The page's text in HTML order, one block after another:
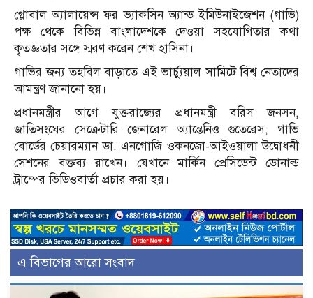
গ্লোবাল অ্যালায়েন্স ফর ভ্যাকসিন অ্যান্ড ইমিউনাইজেশন (গাভি)
পক্ষ থেকে বিভিন্ন বাংলাদেশকে দেওয়া সহযোগিতার কথা
কৃতজ্ঞতার সঙ্গে স্মরণ করেন শেখ হাসিনা।
গাভির জন্য তহবিল বাড়াতে এই ভার্চ্যুয়াল সামিটে বিশ্ব নেতাদের
আমন্ত্রণ জানানো হয়।
প্রধানমন্ত্রীর আগে যুক্তরাজ্যের প্রধানমন্ত্রী বরিস জনসন,
জাতিসংঘের সেক্রেটারি জেনারেল অ্যান্তেনিও গুতেরেস, গাভি
বোর্ডের চেয়ারম্যান ডা. এনগোজি ওকনজো-আইওয়ালা উদ্বোধনী
সেশনের বক্তব্য রাখেন। যেখানে মার্কিন প্রেসিডেন্ট ডোনাল্ড
ট্রাম্পের ভিডিওবার্তা প্রচার করা হয়।
এ বিভাগের আরো সংবাদ